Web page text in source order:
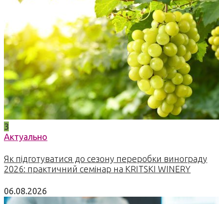
3
Актуально
Як підготуватися до сезону переробки винограду
2026: практичний семінар на KRITSKI WINERY
06.08.2026